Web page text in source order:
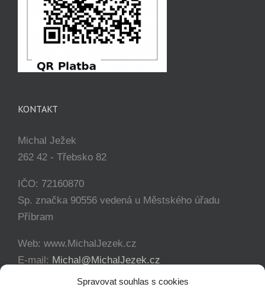
Spravovat souhlas s cookies
KONTAKT
Michal Ježek
262 42 - Třebsko 82
IČO: 72160870
Sp. značka 90556 vedená u Městského úřadu
Příbram
Web: www.MichalJezek.cz
E-mail: Michal@MichalJezek.cz
+420 777 346 649